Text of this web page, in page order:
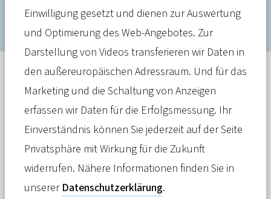
Meldung 07. Dezember 2022
Die Private Krankenversicherung ist
auch bei der Digitalisierung des
Gesundheitswesens ein Motor für
Innovation. Jüngstes Beispiel: Für die
Orthopädie-App Mawendo hat der PKV-
Einwilligung gesetzt und dienen zur Auswertung
und Optimierung des Web-Angebotes. Zur
Darstellung von Videos transferieren wir Daten in
den außereuropäischen Adressraum. Und für das
Marketing und die Schaltung von Anzeigen
erfassen wir Daten für die Erfolgsmessung. Ihr
Einverständnis können Sie jederzeit auf der Seite
Privatsphäre mit Wirkung für die Zukunft
widerrufen. Nähere Informationen finden Sie in
unserer Datenschutzerklärung.